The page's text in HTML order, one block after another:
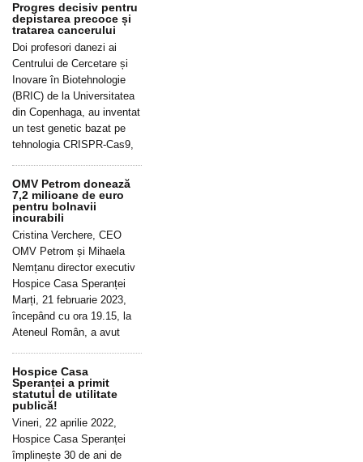
Progres decisiv pentru
depistarea precoce și
tratarea cancerului
Doi profesori danezi ai
Centrului de Cercetare și
Inovare în Biotehnologie
(BRIC) de la Universitatea
din Copenhaga, au inventat
un test genetic bazat pe
tehnologia CRISPR-Cas9,
OMV Petrom donează
7,2 milioane de euro
pentru bolnavii
incurabili
Cristina Verchere, CEO
OMV Petrom și Mihaela
Nemțanu director executiv
Hospice Casa Speranței
Marți, 21 februarie 2023,
începând cu ora 19.15, la
Ateneul Român, a avut
Hospice Casa
Speranței a primit
statutul de utilitate
publică!
Vineri, 22 aprilie 2022,
Hospice Casa Speranței
împlinește 30 de ani de